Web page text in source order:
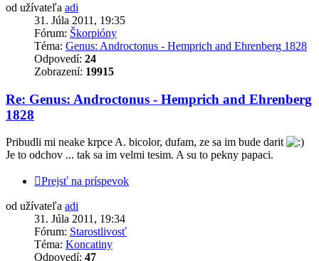
od užívateľa adi
31. Júla 2011, 19:35
Fórum: Škorpióny
Téma: Genus: Androctonus - Hemprich and Ehrenberg 1828
Odpovedí: 24
Zobrazení: 19915
Re: Genus: Androctonus - Hemprich and Ehrenberg
1828
Pribudli mi neake krpce A. bicolor, dufam, ze sa im bude darit
Je to odchov ... tak sa im velmi tesim. A su to pekny papaci.
Prejsť na príspevok
od užívateľa adi
31. Júla 2011, 19:34
Fórum: Starostlivosť
Téma: Koncatiny
Odpovedí: 47